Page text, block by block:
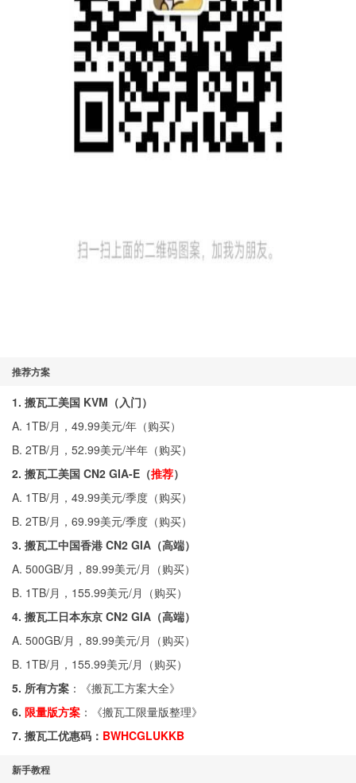
推荐方案
1. 搬瓦工美国 KVM（入门）
A. 1TB/月，49.99美元/年（购买）
B. 2TB/月，52.99美元/半年（购买）
2. 搬瓦工美国 CN2 GIA-E（推荐）
A. 1TB/月，49.99美元/季度（购买）
B. 2TB/月，69.99美元/季度（购买）
3. 搬瓦工中国香港 CN2 GIA（高端）
A. 500GB/月，89.99美元/月（购买）
B. 1TB/月，155.99美元/月（购买）
4. 搬瓦工日本东京 CN2 GIA（高端）
A. 500GB/月，89.99美元/月（购买）
B. 1TB/月，155.99美元/月（购买）
5. 所有方案 ：《搬瓦工方案大全》
6. 限量版方案 ：《搬瓦工限量版整理》
7. 搬瓦工优惠码： BWHCGLUKKB
新手教程